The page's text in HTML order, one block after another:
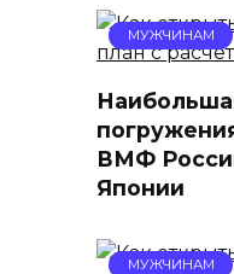
МУЖЧИНАМ
ВМФ
Японии
МУЖЧИНАМ